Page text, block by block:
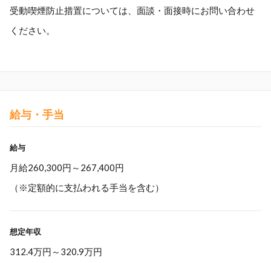
受動喫煙防止措置については、面談・面接時にお問い合わせ
ください。
給与・手当
給与
月給260,300円～267,400円
（※定額的に支払われる手当を含む）
想定年収
312.4万円 ～ 320.9万円